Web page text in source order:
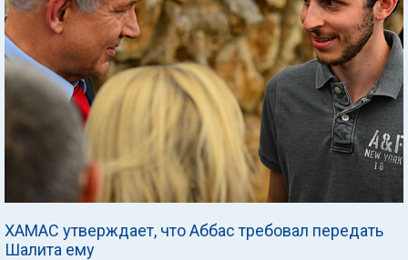
ХАМАС утверждает, что Аббас требовал передать
Шалита ему